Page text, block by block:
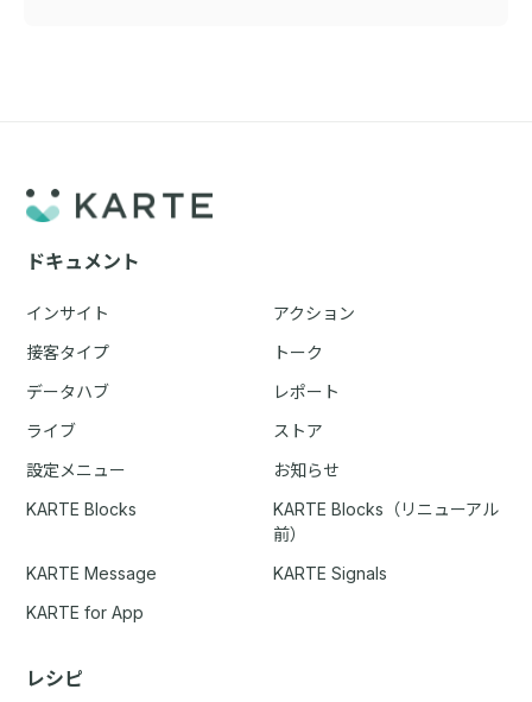
ドキュメント
インサイト
アクション
接客タイプ
トーク
データハブ
レポート
ライブ
ストア
設定メニュー
お知らせ
KARTE Blocks
KARTE Blocks（リニューアル
前）
KARTE Message
KARTE Signals
KARTE for App
レシピ